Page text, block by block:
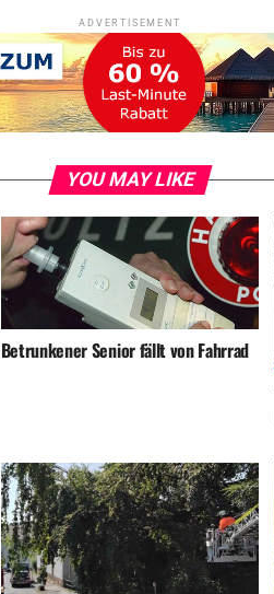
ADVERTISEMENT
YOU MAY LIKE
Betrunkener Senior fällt von Fahrrad